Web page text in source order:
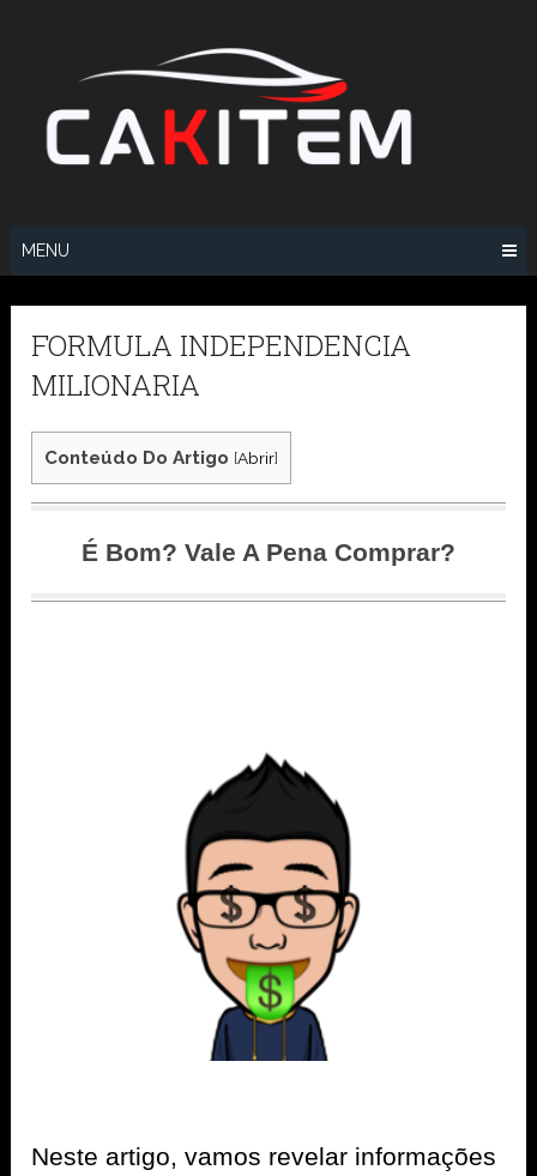
MENU
FORMULA INDEPENDENCIA
MILIONARIA
Conteúdo Do Artigo [Abrir]
É Bom? Vale A Pena Comprar?
Neste artigo, vamos revelar informações